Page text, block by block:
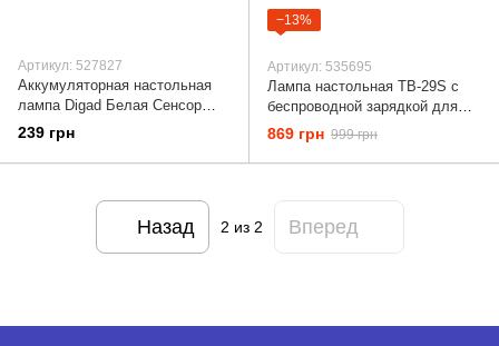
Артикул: 527827
Аккумуляторная настольная
лампа Digad Белая Сенсор
3000 mAh мощность свечения
3000-6000K
239 грн
−13%
Артикул: 535695
Лампа настольная TB-29S с
беспроводной зарядкой для
телефона Lighting Белая
869 грн 999 грн
Назад 2 из 2 Вперед